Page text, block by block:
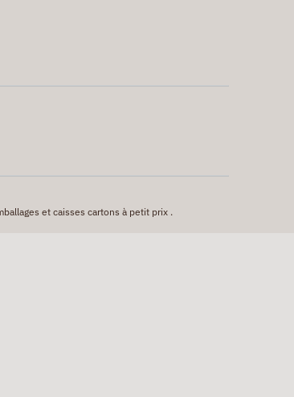
et caisses cartons à petit prix .